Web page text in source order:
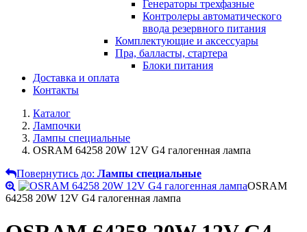
Генераторы трехфазные
Контролеры автоматического
ввода резервного питания
Комплектующие и аксессуары
Пра, балласты, стартера
Блоки питания
Доставка и оплата
Контакты
Каталог
Лампочки
Лампы специальные
OSRAM 64258 20W 12V G4 галогенная лампа
Повернутись до: Лампы специальные
OSRAM
64258 20W 12V G4 галогенная лампа